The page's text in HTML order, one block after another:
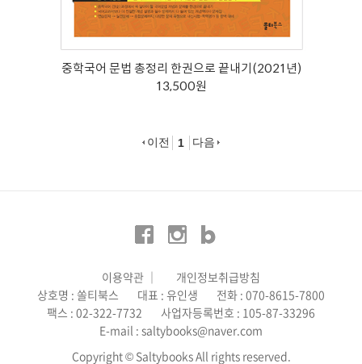
중학국어 문법 총정리 한권으로 끝내기(2021년)
13,500원
이전 1 다음
이용약관 │
개인정보취급방침
상호명 : 쏠티북스
대표 : 유인생
전화 : 070-8615-7800
팩스 : 02-322-7732
사업자등록번호 : 105-87-33296
E-mail : saltybooks@naver.com
Copyright © Saltybooks All rights reserved.